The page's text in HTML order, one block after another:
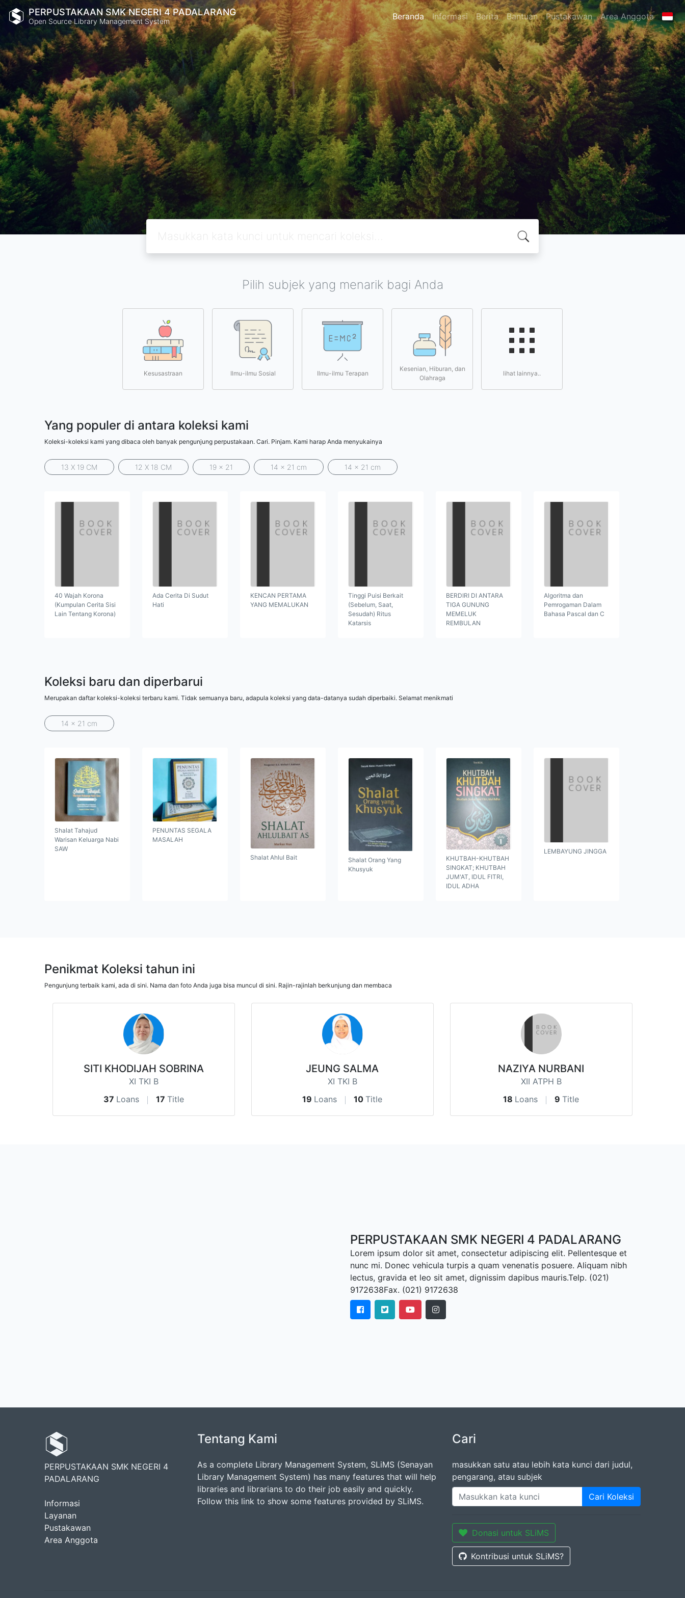
PERPUSTAKAAN SMK NEGERI 4 PADALARANG
Open Source Library Management System Beranda Informasi Berita Bantuan Pustakawan Area Anggota
Pilih subjek yang menarik bagi Anda
Kesusastraan Ilmu-ilmu Sosial Ilmu-ilmu Terapan
Kesenian, Hiburan, dan
Olahraga
lihat lainnya..
Yang populer di antara koleksi kami
Koleksi-koleksi kami yang dibaca oleh banyak pengunjung perpustakaan. Cari. Pinjam. Kami harap Anda menyukainya
13 X 19 CM 12 X 18 CM 19 x 21 14 x 21 cm 14 x 21 cm
40 Wajah Korona
(Kumpulan Cerita Sisi
Lain Tentang Korona)
Ada Cerita Di Sudut
Hati
KENCAN PERTAMA
YANG MEMALUKAN
Tinggi Puisi Berkait
(Sebelum, Saat,
Sesudah) Ritus
Katarsis
BERDIRI DI ANTARA
TIGA GUNUNG
MEMELUK
REMBULAN
Algoritma dan
Pemrogaman Dalam
Bahasa Pascal dan C
Koleksi baru dan diperbarui
Merupakan daftar koleksi-koleksi terbaru kami. Tidak semuanya baru, adapula koleksi yang data-datanya sudah diperbaiki. Selamat menikmati
14 x 21 cm
Shalat Tahajud
Warisan Keluarga Nabi
SAW
PENUNTAS SEGALA
MASALAH
Shalat Ahlul Bait
Shalat Orang Yang
Khusyuk
KHUTBAH-KHUTBAH
SINGKAT; KHUTBAH
JUM'AT, IDUL FITRI,
IDUL ADHA
LEMBAYUNG JINGGA
Penikmat Koleksi tahun ini
Pengunjung terbaik kami, ada di sini. Nama dan foto Anda juga bisa muncul di sini. Rajin-rajinlah berkunjung dan membaca
SITI KHODIJAH SOBRINA
XI TKI B
37 Loans 17 Title
JEUNG SALMA
XI TKI B
19 Loans 10 Title
NAZIYA NURBANI
XII ATPH B
18 Loans 9 Title
PERPUSTAKAAN SMK NEGERI 4 PADALARANG
Lorem ipsum dolor sit amet, consectetur adipiscing elit. Pellentesque et
nunc mi. Donec vehicula turpis a quam venenatis posuere. Aliquam nibh
lectus, gravida et leo sit amet, dignissim dapibus mauris.Telp. (021)
9172638Fax. (021) 9172638
PERPUSTAKAAN SMK NEGERI 4
PADALARANG
Informasi
Layanan
Pustakawan
Area Anggota
Tentang Kami
As a complete Library Management System, SLiMS (Senayan
Library Management System) has many features that will help
libraries and librarians to do their job easily and quickly.
Follow this link to show some features provided by SLiMS.
Cari
masukkan satu atau lebih kata kunci dari judul,
pengarang, atau subjek
Cari Koleksi
Donasi untuk SLiMS
Kontribusi untuk SLiMS?